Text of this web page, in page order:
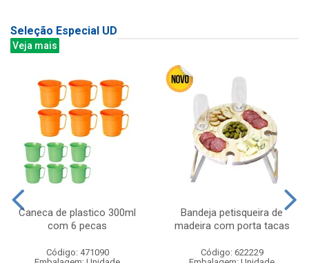
Seleção Especial UD
Veja mais
Caneca de plastico 300ml
com 6 pecas
Código: 471090
Bandeja petisqueira de
madeira com porta tacas
Código: 622229